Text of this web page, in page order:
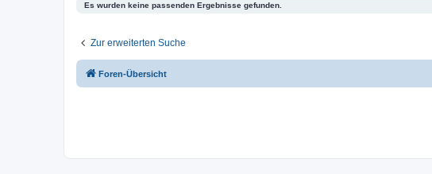
Es wurden keine passenden Ergebnisse gefunden.
Zur erweiterten Suche
Foren-Übersicht